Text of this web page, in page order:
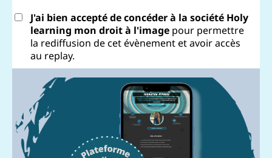
J'ai bien accepté de concéder à la société Holy
learning mon droit à l'image pour permettre
la rediffusion de cet évènement et avoir accès
au replay.